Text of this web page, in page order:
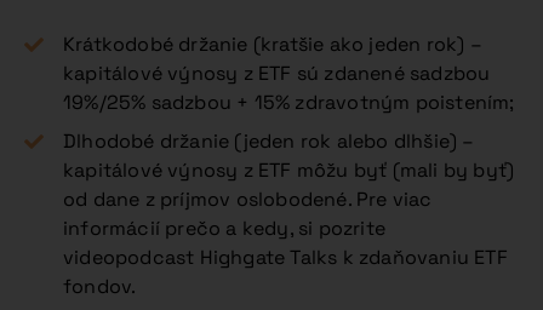
Krátkodobé držanie (kratšie ako jeden rok) –
kapitálové výnosy z ETF sú zdanené sadzbou
19%/25% sadzbou + 15% zdravotným poistením;
Dlhodobé držanie (jeden rok alebo dlhšie) –
kapitálové výnosy z ETF môžu byť (mali by byť)
od dane z príjmov oslobodené. Pre viac
informácií prečo a kedy, si pozrite
videopodcast Highgate Talks k zdaňovaniu ETF
fondov.